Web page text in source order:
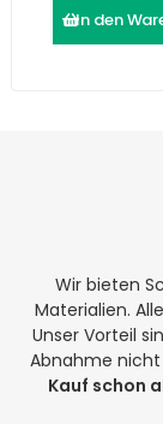
In den
Wir bieten
Materialien.
Unser Vorteil
Abnahme
Kauf schon